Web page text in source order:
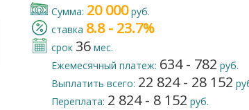
Cумма: 20 000руб.
cтавка 8.8 - 23.7%
срок 36 мес.
Ежемесячный платеж: 634 - 782 руб.
Выплатить всего: 22 824 - 28 152
Переплата: 2 824 - 8 152 руб.